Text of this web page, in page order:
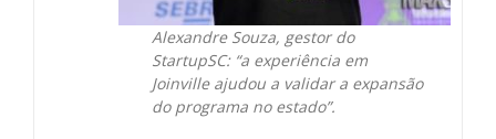
Alexandre Souza, gestor do
StartupSC: “a experiência em
Joinville ajudou a validar a expansão
do programa no estado”.